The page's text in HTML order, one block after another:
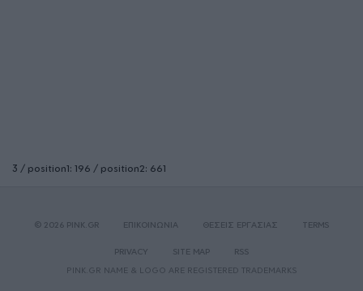
3 / position1: 196 / position2: 661
© 2026 PINK.GR ΕΠΙΚΟΙΝΩΝΙΑ ΘΕΣΕΙΣ ΕΡΓΑΣΙΑΣ TERMS
PRIVACY SITE MAP
RSS
PINK.GR NAME & LOGO ARE REGISTERED TRADEMARKS